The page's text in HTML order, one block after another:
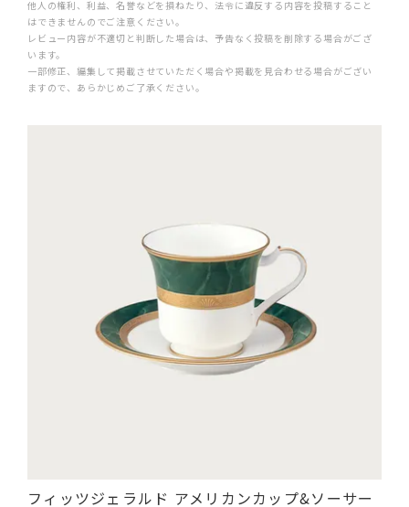
他人の権利、利益、名誉などを損ねたり、法令に違反する内容を投稿すること
はできませんのでご注意ください。
レビュー内容が不適切と判断した場合は、予告なく投稿を削除する場合がござ
います。
一部修正、編集して掲載させていただく場合や掲載を見合わせる場合がござい
ますので、あらかじめご了承ください。
フィッツジェラルド アメリカンカップ&ソーサー